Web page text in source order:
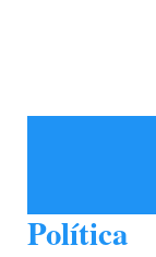
Política